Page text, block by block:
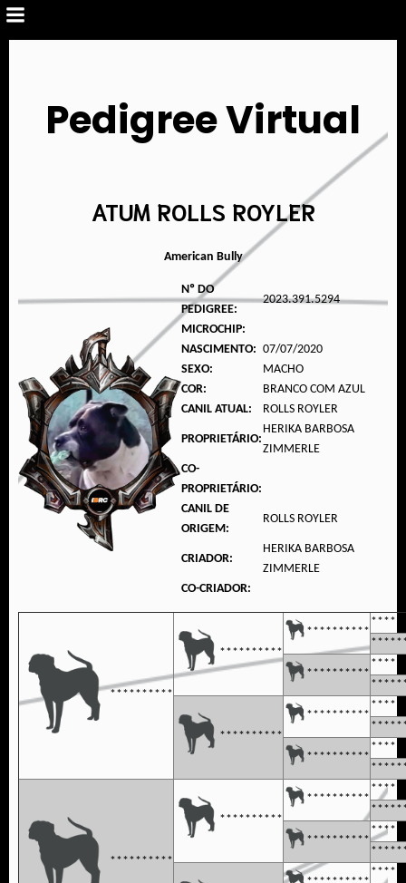
Pedigree Virtual
ATUM ROLLS ROYLER
American Bully
Nº DO
PEDIGREE:
2023.391.5294
MICROCHIP:
NASCIMENTO: 07/07/2020
SEXO:
MACHO
COR:
BRANCO COM AZUL
CANIL ATUAL:
ROLLS ROYLER
PROPRIETÁRIO:
HERIKA BARBOSA
ZIMMERLE
CO-
PROPRIETÁRIO:
CANIL DE
ORIGEM:
ROLLS ROYLER
CRIADOR:
HERIKA BARBOSA
ZIMMERLE
CO-CRIADOR:
**********
**********
**********
**********
**********
**********
**********
**********
**********
**********
**********